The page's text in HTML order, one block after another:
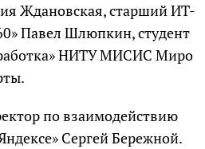
Ждановская, старший ИТ-
Павел Шлюпкин, студент
НИТУ МИСИС Миро
по взаимодействию
Сергей Бережной.